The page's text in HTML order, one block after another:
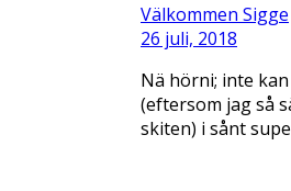
Välkommen Sigge
26 juli, 2018
Nä hörni; inte
(eftersom jag så
skiten) i sånt